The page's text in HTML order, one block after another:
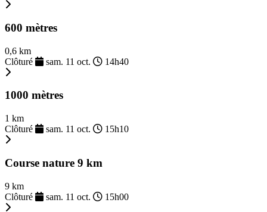
600 mètres
0,6 km
Clôturé
sam. 11 oct. 14h40
1000 mètres
1 km
Clôturé
sam. 11 oct. 15h10
Course nature 9 km
9 km
Clôturé
sam. 11 oct. 15h00